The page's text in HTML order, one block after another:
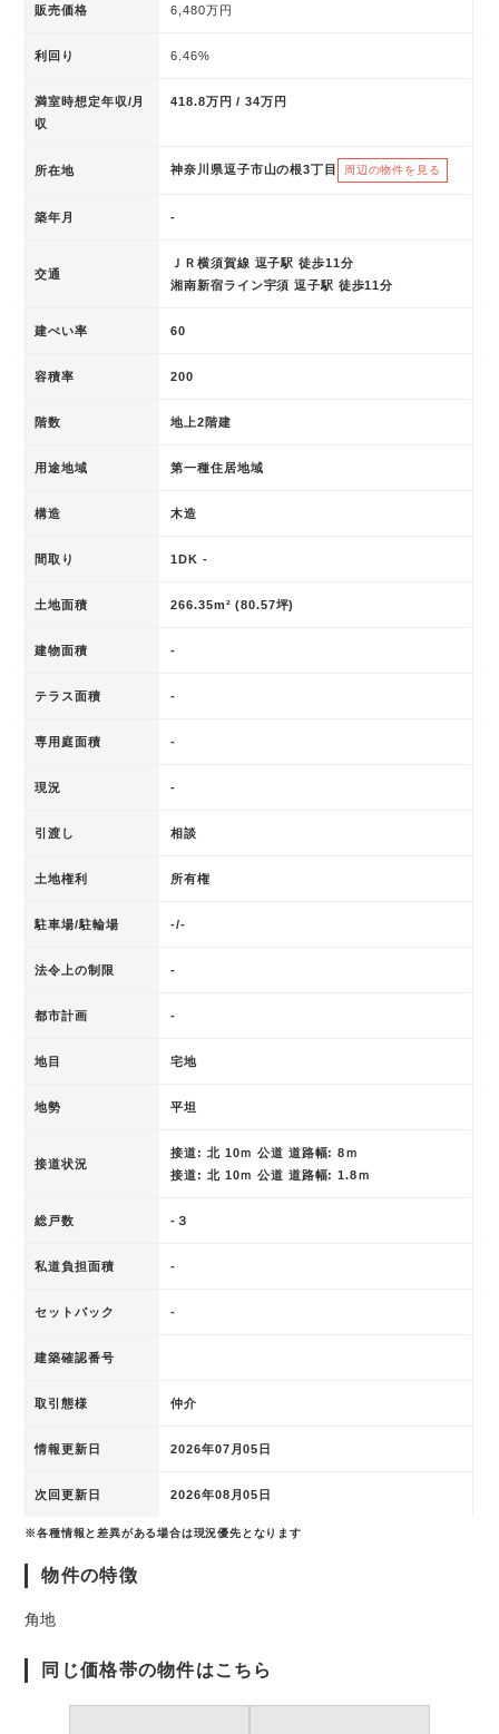
販売価格 6,480万円
利回り 6.46%
満室時想定年収/月
収
418.8万円 / 34万円
所在地 神奈川県逗子市山の根3丁目 周辺の物件を見る
築年月 -
交通
ＪＲ横須賀線 逗子駅 徒歩11分
湘南新宿ライン宇須 逗子駅 徒歩11分
建ぺい率 60
容積率 200
階数 地上2階建
用途地域 第一種住居地域
構造 木造
間取り 1DK -
土地面積 266.35m² (80.57坪)
建物面積 -
テラス面積 -
専用庭面積 -
現況 -
引渡し 相談
土地権利 所有権
駐車場/駐輪場 -/-
法令上の制限 -
都市計画 -
地目 宅地
地勢 平坦
接道状況
接道: 北 10ｍ 公道 道路幅: 8ｍ
接道: 北 10ｍ 公道 道路幅: 1.8ｍ
総戸数 -３
私道負担面積 -
セットバック -
建築確認番号
取引態様 仲介
情報更新日 2026年07月05日
次回更新日 2026年08月05日
※各種情報と差異がある場合は現況優先となります
物件の特徴
角地
同じ価格帯の物件はこちら